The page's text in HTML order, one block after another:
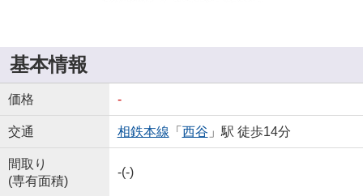
基本情報
価格 -
交通 相鉄本線 「 西谷 」駅 徒歩14分
間取り
(専有面積)
-(-)